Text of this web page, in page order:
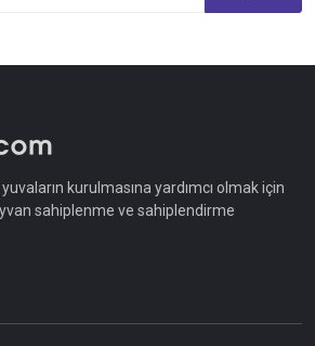
kurulmasına yardımcı olmak için
sahiplenme ve sahiplendirme